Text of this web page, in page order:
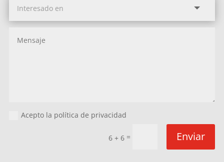
Acepto la política de privacidad
6 + 6 = Enviar